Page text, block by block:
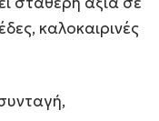
καλοκαιρινές